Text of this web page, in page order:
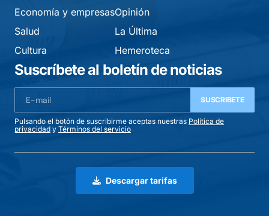
Economía y empresas
Salud
Cultura
Opinión
La Última
Hemeroteca
Suscríbete al boletín de noticias
SUSCRIBETE
Pulsando el botón de suscribirme aceptas nuestras Política de
privacidad y Términos del servicio
Descargar tarifas